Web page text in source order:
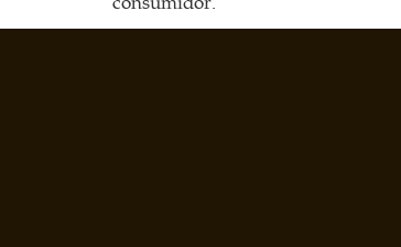
consumidor.